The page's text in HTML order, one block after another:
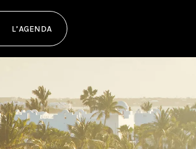
L’AGENDA